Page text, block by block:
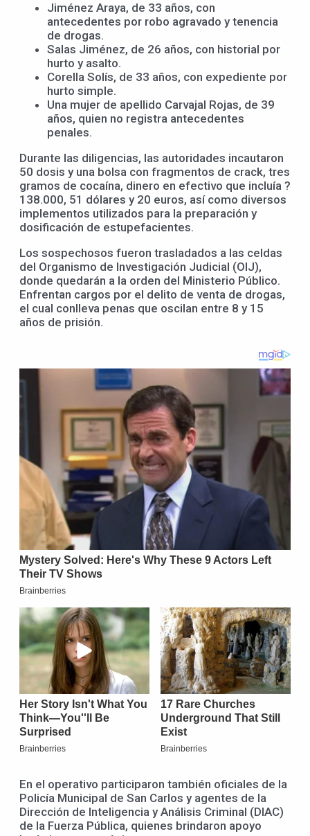
Jiménez Araya, de 33 años, con
antecedentes por robo agravado y tenencia
de drogas.
Salas Jiménez, de 26 años, con historial por
hurto y asalto.
Corella Solís, de 33 años, con expediente por
hurto simple.
Una mujer de apellido Carvajal Rojas, de 39
años, quien no registra antecedentes
penales.
Durante las diligencias, las autoridades incautaron
50 dosis y una bolsa con fragmentos de crack, tres
gramos de cocaína, dinero en efectivo que incluía ?
138.000, 51 dólares y 20 euros, así como diversos
implementos utilizados para la preparación y
dosificación de estupefacientes.
Los sospechosos fueron trasladados a las celdas
del Organismo de Investigación Judicial (OIJ),
donde quedarán a la orden del Ministerio Público.
Enfrentan cargos por el delito de venta de drogas,
el cual conlleva penas que oscilan entre 8 y 15
años de prisión.
En el operativo participaron también oficiales de la
Policía Municipal de San Carlos y agentes de la
Dirección de Inteligencia y Análisis Criminal (DIAC)
de la Fuerza Pública, quienes brindaron apoyo